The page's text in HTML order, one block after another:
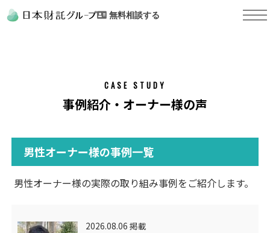
無料相談する
CASE STUDY
事例紹介・オーナー様の声
男性オーナー様の事例一覧
男性オーナー様の実際の取り組み事例をご紹介します。
2026.08.06 掲載